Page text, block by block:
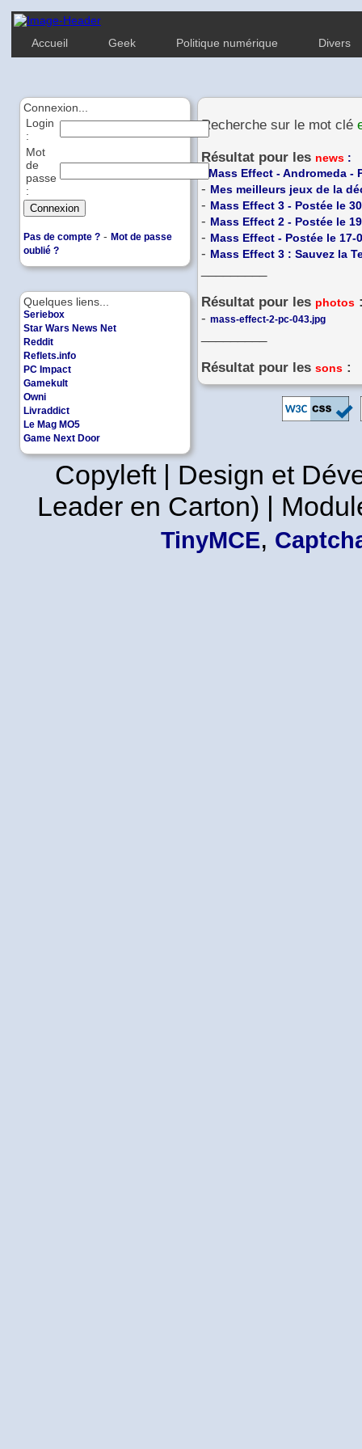
Accueil Geek Politique numérique Divers
Quelques liens...
Seriebox
Star Wars News Net
Reddit
Reflets.info
PC Impact
Gamekult
Owni
Livraddict
Le Mag MO5
Game Next Door
Connexion...
Login
:
Mot
de
passe
:
Pas de compte ? - Mot de passe
oublié ?
Recherche sur le mot clé
Résultat pour les news :
Mass Effect - Andromeda -
- Mes meilleurs jeux de la
- Mass Effect 3 - Postée le
- Mass Effect 2 - Postée le
- Mass Effect - Postée le 17-
- Mass Effect 3 : Sauvez la
Résultat pour les photos
- mass-effect-2-pc-043.jpg
Résultat pour les sons :
Copyleft | Design et
Leader en Carton) |
TinyMCE,